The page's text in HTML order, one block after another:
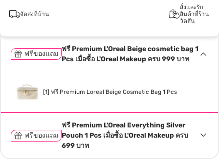
จัดส่งที่บ้าน
สั่งและรับ
สินค้าที่ร้าน
วัตสัน
ฟรีของแถม
ฟรี Premium L'Oreal Beige cosmetic bag 1
Pcs เมื่อซื้อ L'Oreal Makeup ครบ 999 บาท
[1] ฟรี Premium Loreal Beige Cosmetic Bag 1 Pcs
ฟรีของแถม
ฟรี Premium L'Oreal Everything Silver
Pouch 1 Pcs เมื่อซื้อ L'Oreal Makeup ครบ
699 บาท